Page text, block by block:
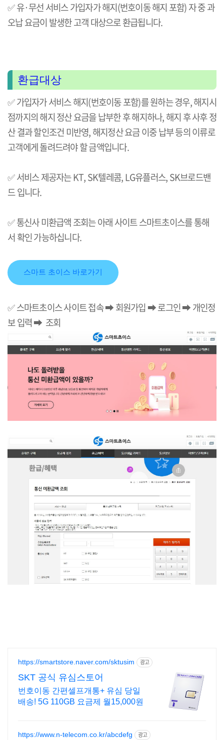
✅유·무선 서비스 가입자가 해지(번호이동 해지 포함) 자 중 과
오납 요금이 발생한 고객 대상으로 환급됩니다.
환급대상
✅가입자가 서비스 해지(번호이동 포함)를 원하는 경우, 해지시
점까지의 해지 정산 요금을 납부한 후 해지하나, 해지 후 사후 정
산 결과 할인조건 미반영, 해지정산 요금 이중 납부 등의 이류로
고객에게 돌려드려야 할 금액입니다.
✅서비스 제공자는 KT, SK텔레콤, LG유플러스, SK브로드밴
드 입니다.
✅통신사 미환급액 조회는 아래 사이트 스마트초이스를 통해
서 확인 가능하십니다.
스마트 초이스 바로가기
✅스마트초이스 사이트 접속 ➡ 회원가입 ➡로그인➡개인정
보 입력➡ 조회
https://smartstore.naver.com/sktusim 광고
SKT 공식 유심스토어
번호이동 간편셀프개통+ 유심 당일
배송! 5G 110GB 요금제 월15,000원
https://www.n-telecom.co.kr/abcdefg 광고